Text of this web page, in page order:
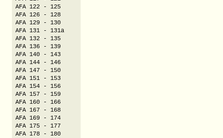
AFA 122 - 125
AFA 126 - 128
AFA 129 - 130
AFA 131 - 131a
AFA 132 - 135
AFA 136 - 139
AFA 140 - 143
AFA 144 - 146
AFA 147 - 150
AFA 151 - 153
AFA 154 - 156
AFA 157 - 159
AFA 160 - 166
AFA 167 - 168
AFA 169 - 174
AFA 175 - 177
AFA 178 - 180